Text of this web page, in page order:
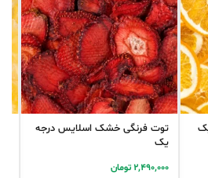
توت فرنگی خشک اسلایس درجه
یک
2,490,000 تومان